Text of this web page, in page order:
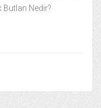
Butlan Nedir?